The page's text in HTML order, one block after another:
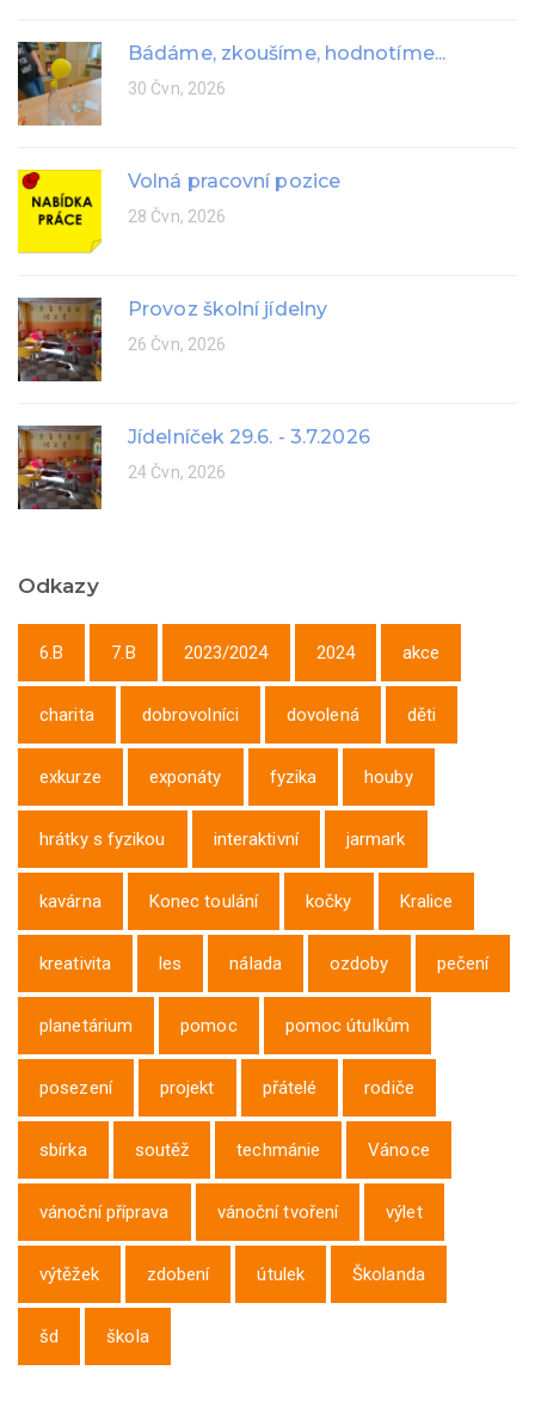
Bádáme, zkoušíme, hodnotíme...
30 Čvn, 2026
Volná pracovní pozice
28 Čvn, 2026
Provoz školní jídelny
26 Čvn, 2026
Jídelníček 29.6. - 3.7.2026
24 Čvn, 2026
Odkazy
6.B 7.B 2023/2024 2024 akce
charita dobrovolníci dovolená děti
exkurze exponáty fyzika houby
hrátky s fyzikou interaktivní jarmark
kavárna Konec toulání kočky Kralice
kreativita les nálada ozdoby pečení
planetárium pomoc pomoc útulkům
posezení projekt přátelé rodiče
sbírka soutěž techmánie Vánoce
vánoční příprava vánoční tvoření výlet
výtěžek zdobení útulek Školanda
šd škola